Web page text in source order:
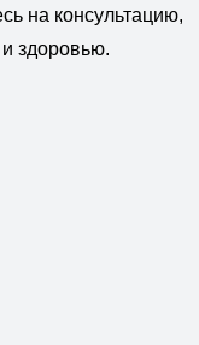
на консультацию,
здоровью.